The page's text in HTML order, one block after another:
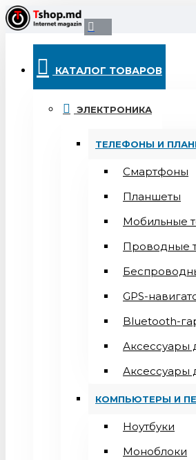
КАТАЛОГ ТОВАРОВ
ЭЛЕКТРОНИКА
ТЕЛЕФОНЫ И
Смартфоны
Планшеты
Мобильные
Проводные
GPS-
Bluetooth-
Аксессуары
Аксессуары
КОМПЬЮТЕРЫ И
Ноутбуки
Моноблоки